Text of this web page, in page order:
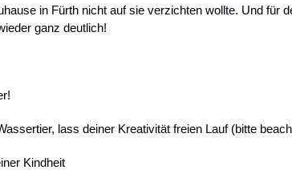
in Fürth nicht auf sie verzichten wollte. Und für
ganz deutlich!
lass deiner Kreativität freien Lauf (bitte
Kindheit